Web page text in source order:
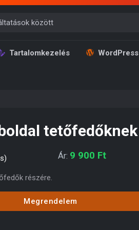
Tartalomkezelés WordPress
tetőfedőknek
Ár: 9 900 Ft
részére.
Megrendelem